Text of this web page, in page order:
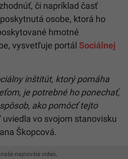
či napríklad časť
osobe, ktorá ho
hmotné
vysvetľuje portál Sociálnej
inštitút, ktorý pomáha
je potrebné ho ponechať,
ako pomôcť tejto
uviedla vo svojom stanovisku
Škopcová.
najnovšie video,